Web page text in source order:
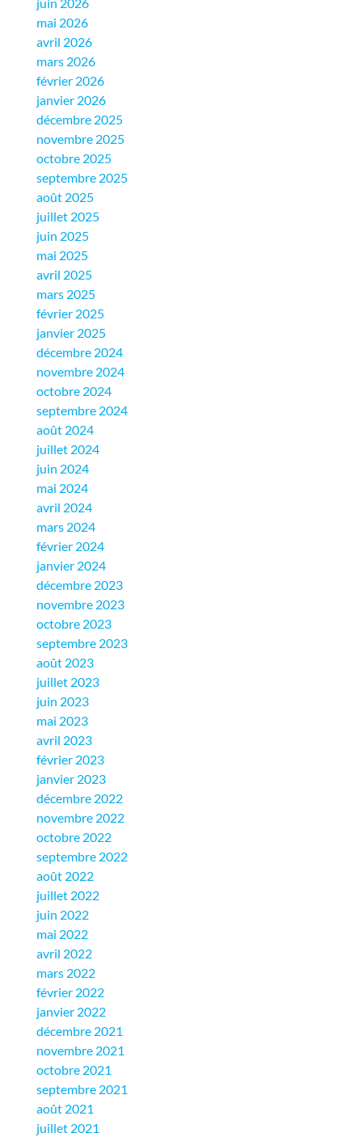
mai 2026
avril 2026
mars 2026
février 2026
janvier 2026
décembre 2025
novembre 2025
octobre 2025
septembre 2025
août 2025
juillet 2025
juin 2025
mai 2025
avril 2025
mars 2025
février 2025
janvier 2025
décembre 2024
novembre 2024
octobre 2024
septembre 2024
août 2024
juillet 2024
juin 2024
mai 2024
avril 2024
mars 2024
février 2024
janvier 2024
décembre 2023
novembre 2023
octobre 2023
septembre 2023
août 2023
juillet 2023
juin 2023
mai 2023
avril 2023
février 2023
janvier 2023
décembre 2022
novembre 2022
octobre 2022
septembre 2022
août 2022
juillet 2022
juin 2022
mai 2022
avril 2022
mars 2022
février 2022
janvier 2022
décembre 2021
novembre 2021
octobre 2021
septembre 2021
août 2021
juillet 2021